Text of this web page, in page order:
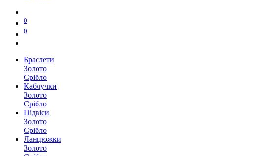
0
0
Браслети
Золото
Срібло
Каблучки
Золото
Срібло
Підвіси
Золото
Срібло
Ланцюжки
Золото